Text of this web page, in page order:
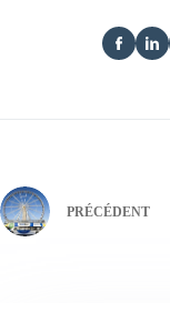
PRÉCÉDENT